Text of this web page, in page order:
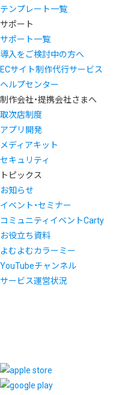
テンプレート一覧
サポート
サポート一覧
導入をご検討中の方へ
ECサイト制作代行サービス
ヘルプセンター
制作会社・提携会社さまへ
取次店制度
アプリ開発
メディアキット
セキュリティ
トピックス
お知らせ
イベント・セミナー
コミュニティイベントCarty
お役立ち資料
よむよむカラーミー
YouTubeチャンネル
サービス運営状況